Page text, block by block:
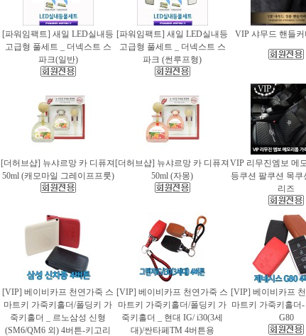
[파워임팩트] 새일 LED실내등
고급형 풀세트 _ 더넥스트 스
파크(일반)
[파워임팩트] 새일 LED실내등
고급형 풀세트 _ 더넥스트 스
파크 (썬루프형)
VIP 샤무드 핸들커
[더허브샵] 뉴샤르망 카 디퓨져
50ml (캐모마일 그레이프프룻)
[더허브샵] 뉴샤르망 카 디퓨져
50ml (자몽)
VIP 리무진엠보 메
등쿠션 팔쿠션 목쿠
리즈
[VIP] 베이비카프 천연가죽 스
마트키 가죽키홀더/폴딩키 가
죽키홀더 _ 르노삼성 신형
(SM6/QM6 외) 4버튼-키고리
[VIP] 베이비카프 천연가죽 스
마트키 가죽키홀더/폴딩키 가
죽키홀더 _ 현대 IG/ i30(3세
대)/싼타페TM 4버튼용
[VIP] 베이비카프
마트키 가죽키홀더
G80